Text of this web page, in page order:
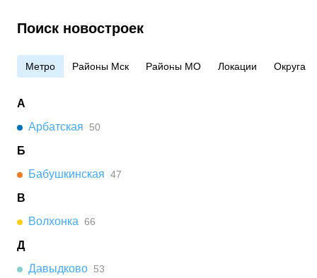
Поиск новостроек
Метро Районы Мск Районы МО Локации Округа
А
Арбатская
50
Б
Бабушкинская 47
В
Волхонка 66
Д
Давыдково 53